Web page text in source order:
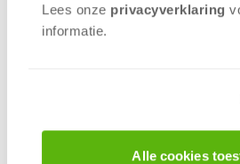
Lees onze privacyverklaring
informatie.
Alle cookies
elke beurt je kaart met die van
unieke regel waar die speler
ruilen. Wie gaat er na 3 rondes